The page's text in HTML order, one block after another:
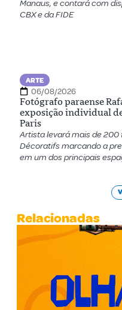
Manaus, e contará com
CBX e da FIDE
ARTE
06/08/2026
Fotógrafo paraense
exposição individual
Paris
Artista levará mais de
Décoratifs marcando a
em um dos principais
Relacionadas